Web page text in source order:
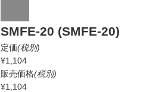
SMFE-20 (SMFE-20)
定価(税別)
¥1,104
販売価格(税別)
¥1,104